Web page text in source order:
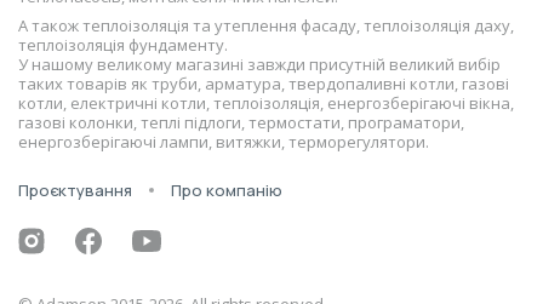
А також теплоізоляція та утеплення фасаду, теплоізоляція даху,
теплоізоляція фундаменту.
У нашому великому магазині завжди присутній великий вибір
таких товарів як труби, арматура, твердопаливні котли, газові
котли, електричні котли, теплоізоляція, енергозберігаючі вікна,
газові колонки, теплі підлоги, термостати, програматори,
енергозберігаючі лампи, витяжки, терморегулятори.
Проєктування Про компанію